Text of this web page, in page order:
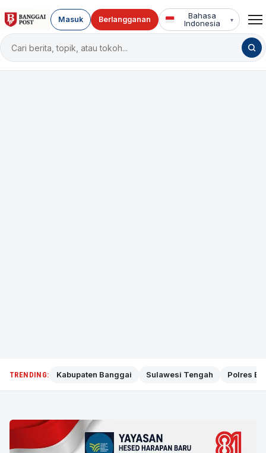
Cari
berita
Masuk Berlangganan
Bahasa
Indonesia
▾
TRENDING: Kabupaten Banggai Sulawesi Tengah Polres